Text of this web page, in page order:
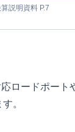
説明資料 P.7
ロードポート
。